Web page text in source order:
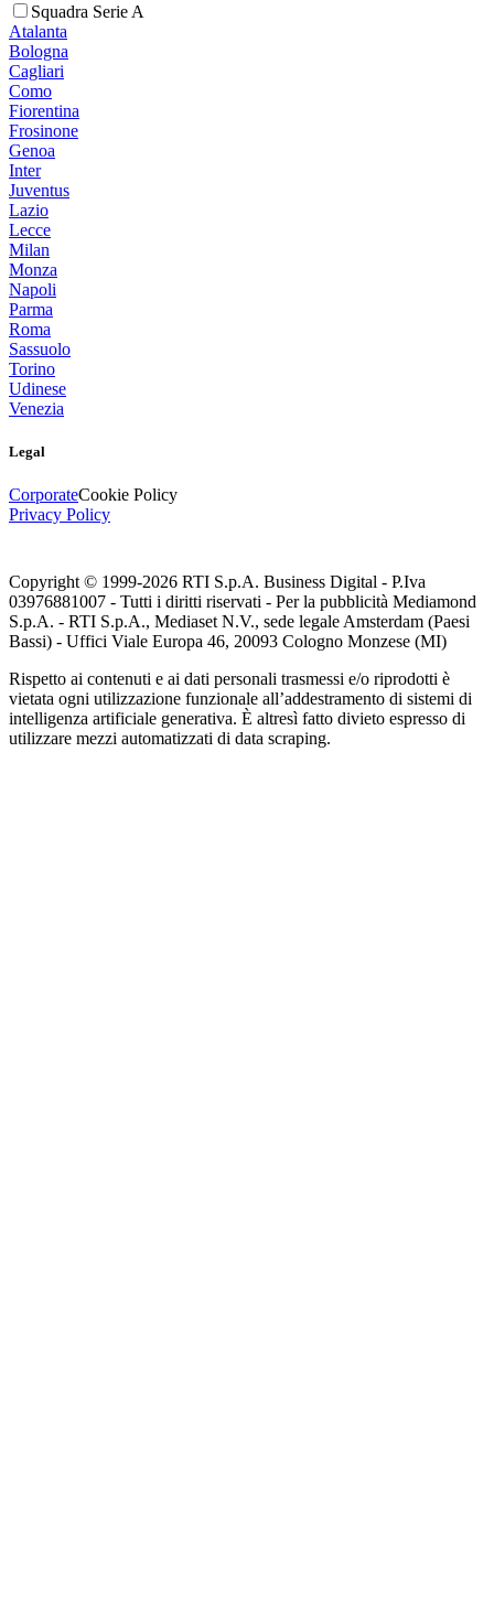
Squadra Serie A
Atalanta
Bologna
Cagliari
Como
Fiorentina
Frosinone
Genoa
Inter
Juventus
Lazio
Lecce
Milan
Monza
Napoli
Parma
Roma
Sassuolo
Torino
Udinese
Venezia
Legal
CorporateCookie Policy
Privacy Policy
Copyright © 1999-2026 RTI S.p.A. Business Digital - P.Iva
03976881007 - Tutti i diritti riservati - Per la pubblicità Mediamond
S.p.A. - RTI S.p.A., Mediaset N.V., sede legale Amsterdam (Paesi
Bassi) - Uffici Viale Europa 46, 20093 Cologno Monzese (MI)
Rispetto ai contenuti e ai dati personali trasmessi e/o riprodotti è
vietata ogni utilizzazione funzionale all’addestramento di sistemi di
intelligenza artificiale generativa. È altresì fatto divieto espresso di
utilizzare mezzi automatizzati di data scraping.